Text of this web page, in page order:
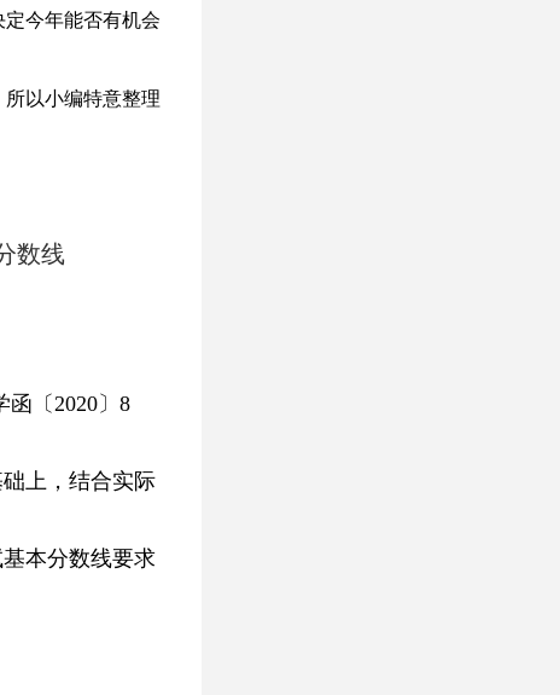
今年能否有机会
以小编特意整理
数线
〔2020〕8
上，结合实际
本分数线要求